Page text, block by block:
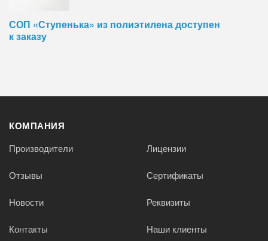
СОП «Ступенька» из полиэтилена доступен
к заказу
КОМПАНИЯ
Производители Лицензии
Отзывы Сертификаты
Новости Реквизиты
Контакты Наши клиенты